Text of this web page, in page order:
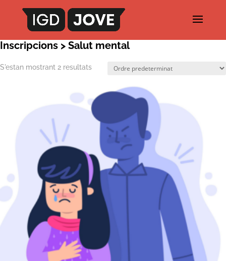
Inscripcions > Salut mental
S'estan mostrant 2 resultats